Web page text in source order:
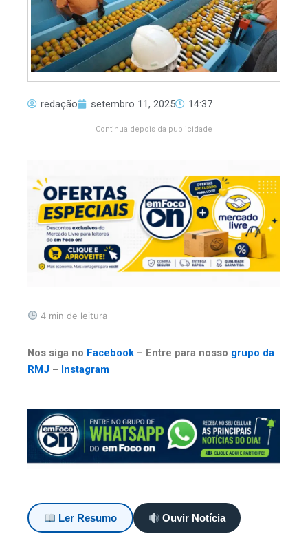
redação setembro 11, 2025 14:37
Continua depois da publicidade
4 min de leitura
Nos siga no Facebook – Entre para nosso grupo da
RMJ – Instagram
Ler Resumo Ouvir Notícia